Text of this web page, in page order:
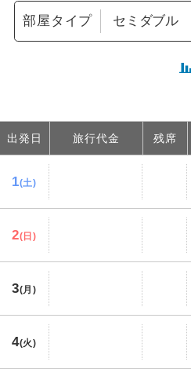
部屋タイプ
出発日 旅行代金 残席
1(土)
2(日)
3(月)
4(火)